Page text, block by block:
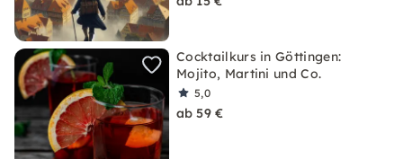
Cocktailkurs in Göttingen:
Mojito, Martini und Co.
5,0
ab 59 €